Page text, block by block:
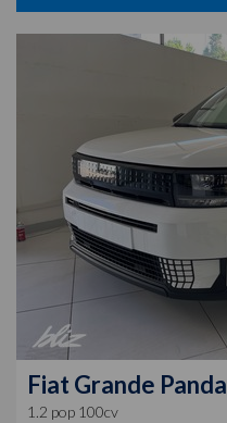
Fiat Grande Panda
1.2 pop 100cv